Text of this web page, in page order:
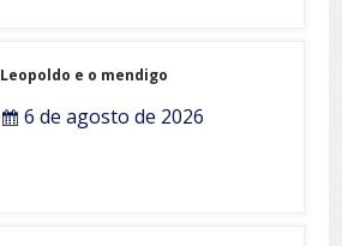
Leopoldo e o mendigo
6 de agosto de 2026